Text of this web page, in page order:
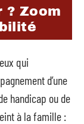
? Zoom
qui
d’une
handicap ou de
à la famille :